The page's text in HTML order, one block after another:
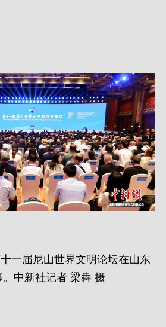
一届尼山世界文明论坛在山东
。中新社记者 梁犇 摄